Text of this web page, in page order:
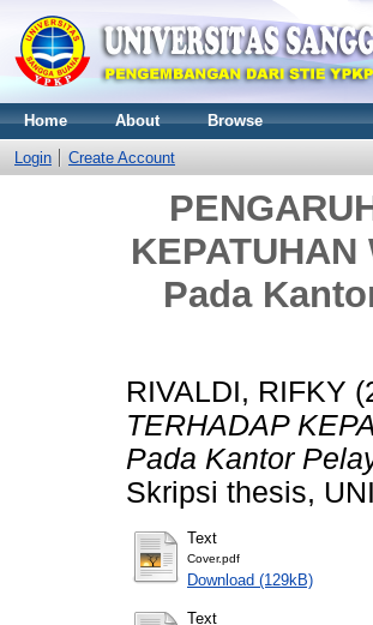
Home About Browse
Login Create Account
Pada
RIVALDI, RIFKY
TERHADAP
Pada Kantor
Skripsi thesis,
Text
Cover.pdf
Download (129kB)
Text